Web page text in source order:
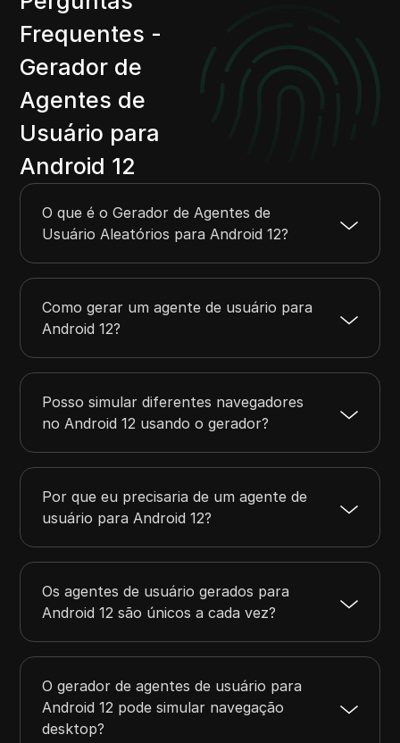
Frequentes -
Gerador de
Agentes de
Usuário para
Android 12
O que é o Gerador de Agentes de
Usuário Aleatórios para Android 12?
Como gerar um agente de usuário para
Android 12?
Posso simular diferentes navegadores
no Android 12 usando o gerador?
Por que eu precisaria de um agente de
usuário para Android 12?
Os agentes de usuário gerados para
Android 12 são únicos a cada vez?
O gerador de agentes de usuário para
Android 12 pode simular navegação
desktop?